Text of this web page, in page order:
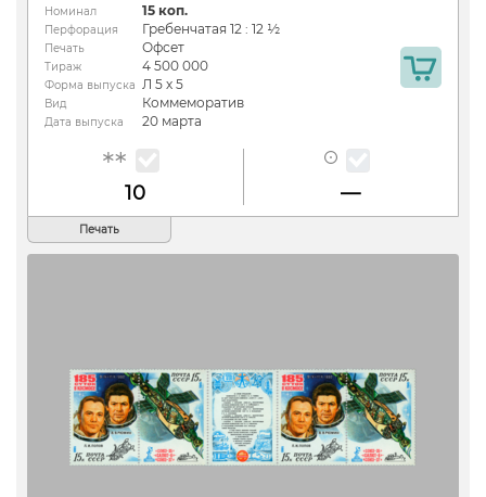
Номинал 15 коп.
Перфорация Гребенчатая 12 : 12 ½
Печать Офсет
Тираж 4 500 000
Форма выпуска Л 5 х 5
Вид Коммеморатив
Дата выпуска 20 марта
10 —
Печать